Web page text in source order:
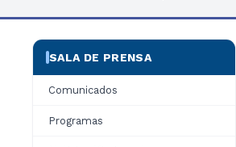
SALA DE PRENSA
Comunicados
Programas